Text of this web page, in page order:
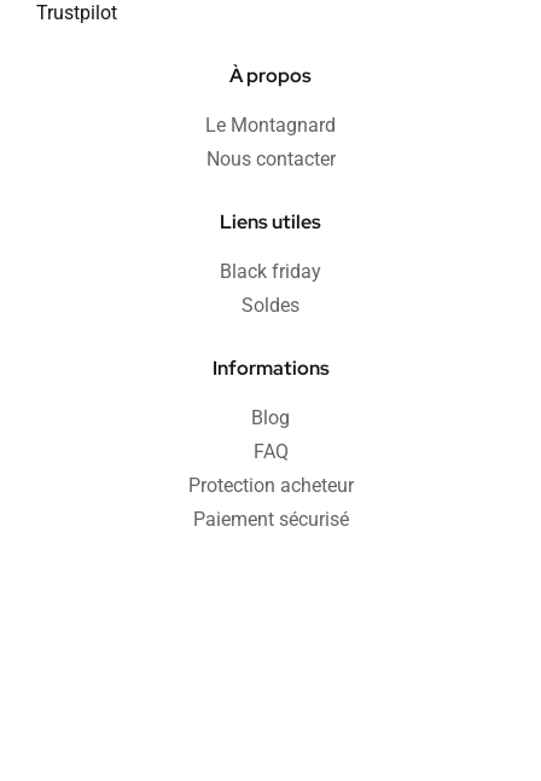
Trustpilot
À propos
Le Montagnard
Nous contacter
Liens utiles
Black friday
Soldes
Informations
Blog
FAQ
Protection acheteur
Paiement sécurisé